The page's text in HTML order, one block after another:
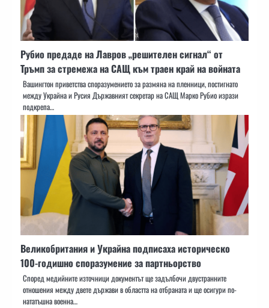
Рубио предаде на Лавров „решителен сигнал“ от
Тръмп за стремежа на САЩ към траен край на войната
Вашингтон приветства споразумението за размяна на пленници, постигнато
между Украйна и Русия Държавният секретар на САЩ Марко Рубио изрази
подкрепа…
Великобритания и Украйна подписаха историческо
100-годишно споразумение за партньорство
Според медийните източници документът ще задълбочи двустранните
отношения между двете държави в областта на отбраната и ще осигури по-
нататъшна военна…